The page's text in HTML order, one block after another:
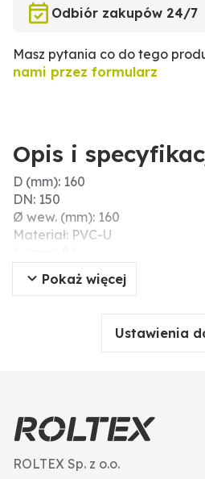
Odbiór zakupów 24/7
Masz pytania co do tego
nami przez formularz
Opis i
D (mm): 160
DN: 150
Ø wew. (mm): 160
Materiał: PVC-U
Ciśnienie robocze maks. (bar):
Dodatkowe informacje: z
Pokaż więcej
Ustawienia
ROLTEX Sp. z o.o.